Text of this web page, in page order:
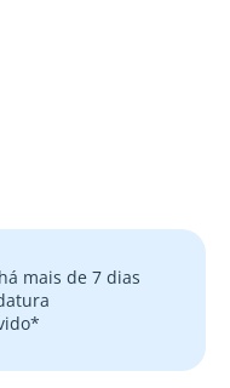
mais de 7 dias